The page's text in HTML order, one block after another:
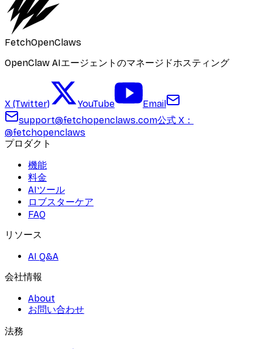
FetchOpenClaws
OpenClaw AIエージェントのマネージドホスティング
X (Twitter) YouTube
Email
support@fetchopenclaws.com公式 X：
@fetchopenclaws
プロダクト
機能
料金
AIツール
ロブスターケア
FAQ
リソース
AI Q&A
会社情報
About
お問い合わせ
法務